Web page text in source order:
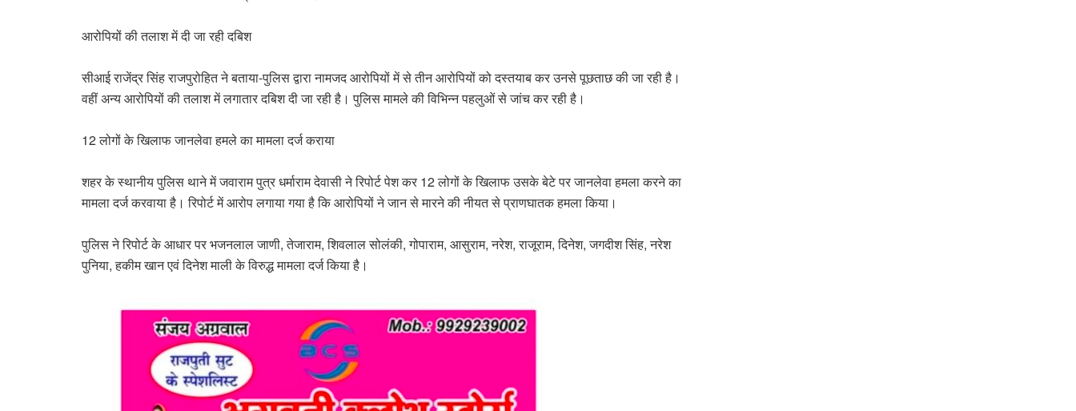
आरोपियों की तलाश में दी जा रही दबिश
सीआई राजेंद्र सिंह राजपुरोहित ने बताया-पुलिस द्वारा नामजद आरोपियों में से तीन आरोपियों को दस्तयाब कर उनसे पूछताछ की जा रही है।
वहीं अन्य आरोपियों की तलाश में लगातार दबिश दी जा रही है। पुलिस मामले की विभिन्न पहलुओं से जांच कर रही है।
12 लोगों के खिलाफ जानलेवा हमले का मामला दर्ज कराया
शहर के स्थानीय पुलिस थाने में जवाराम पुत्र धर्माराम देवासी ने रिपोर्ट पेश कर 12 लोगों के खिलाफ उसके बेटे पर जानलेवा हमला करने का
मामला दर्ज करवाया है। रिपोर्ट में आरोप लगाया गया है कि आरोपियों ने जान से मारने की नीयत से प्राणघातक हमला किया।
पुलिस ने रिपोर्ट के आधार पर भजनलाल जाणी, तेजाराम, शिवलाल सोलंकी, गोपाराम, आसुराम, नरेश, राजूराम, दिनेश, जगदीश सिंह, नरेश
पुनिया, हकीम खान एवं दिनेश माली के विरुद्ध मामला दर्ज किया है।